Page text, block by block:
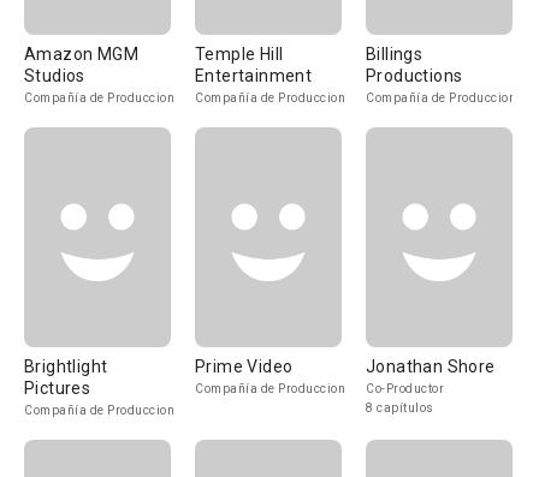
Amazon MGM
Studios
Compañía de Produccion
Temple Hill
Entertainment
Compañía de Produccion
Billings
Productions
Compañía de Produccion
Brightlight
Pictures
Compañía de Produccion
Prime Video
Compañía de Produccion
Jonathan Shore
Co-Productor
8 capítulos